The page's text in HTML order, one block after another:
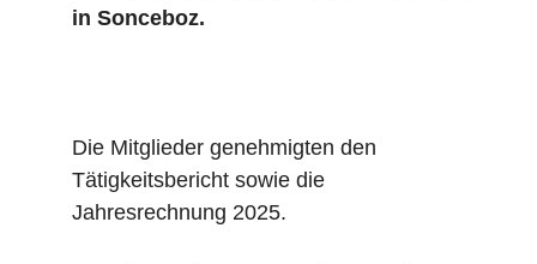
in Sonceboz.
Die Mitglieder genehmigten den
Tätigkeitsbericht sowie die
Jahresrechnung 2025.